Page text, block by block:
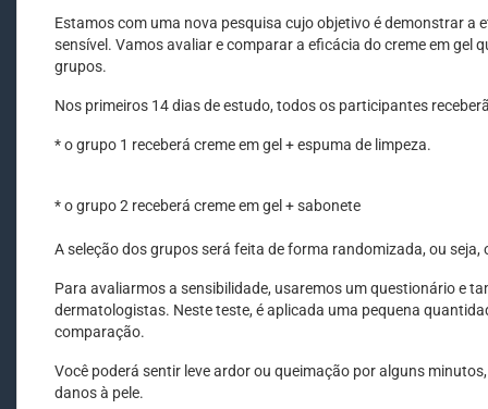
Estamos com uma nova pesquisa cujo objetivo é demonstrar a
sensível. Vamos avaliar e comparar a eficácia do creme em
grupos.
Nos primeiros 14 dias de estudo, todos os participantes
* o grupo 1 receberá creme em gel + espuma de limpeza.
* o grupo 2 receberá creme em gel + sabonete
A seleção dos grupos será feita de forma randomizada, ou
Para avaliarmos a sensibilidade, usaremos um questionário e
dermatologistas. Neste teste, é aplicada uma pequena
comparação.
Você poderá sentir leve ardor ou queimação por alguns
danos à pele.